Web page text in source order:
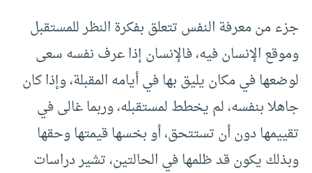
جزء من معرفة النفس تتعلق بفكرة النظر للمستقبل
وموقع الإنسان فيه، فالإنسان إذا عرف نفسه سعى
لوضعها في مكان يليق بها في أيامه المقبلة، وإذا كان
جاهلا بنفسه، لم يخطط لمستقبله، وربما غالى في
تقييمها دون أن تستتحق، أو بخسها قيمتها وحقها
وبذلك يكون قد ظلمها في الحالتين، تشير دراسات